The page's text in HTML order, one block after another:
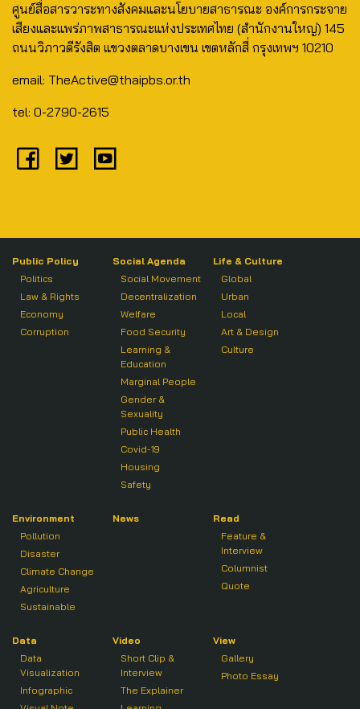
ศูนย์สื่อสารวาระทางสังคมและนโยบายสาธารณะ องค์การกระจาย
เสียงและแพร่ภาพสาธารณะแห่งประเทศไทย (สำนักงานใหญ่) 145
ถนนวิภาวดีรังสิต แขวงตลาดบางเขน เขตหลักสี่ กรุงเทพฯ 10210
email: TheActive@thaipbs.or.th
tel: 0-2790-2615
Public Policy
Politics
Law & Rights
Economy
Corruption
Social Agenda
Social Movement
Decentralization
Welfare
Food Security
Learning &
Education
Marginal People
Gender &
Sexuality
Public Health
Covid-19
Housing
Safety
Life & Culture
Global
Urban
Local
Art & Design
Culture
Environment
Pollution
Disaster
Climate Change
Agriculture
Sustainable
News
Read
Feature &
Interview
Columnist
Quote
Data
Data
Visualization
Infographic
Video
Short Clip &
Interview
The Explainer
View
Gallery
Photo Essay